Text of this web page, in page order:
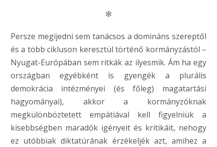
✻
Persze megijedni sem tanácsos a domináns szereptől
és a több cikluson keresztül történő kormányzástól –
Nyugat-Európában sem ritkák az ilyesmik. Ám ha egy
országban egyébként is gyengék a plurális
demokrácia intézményei (és főleg) magatartási
hagyományai), akkor a kormányzóknak
megkülönböztetett empátiával kell figyelniük a
kisebbségben maradók igényeit és kritikáit, nehogy
ez utóbbiak diktatúrának érzékeljék azt, amihez a